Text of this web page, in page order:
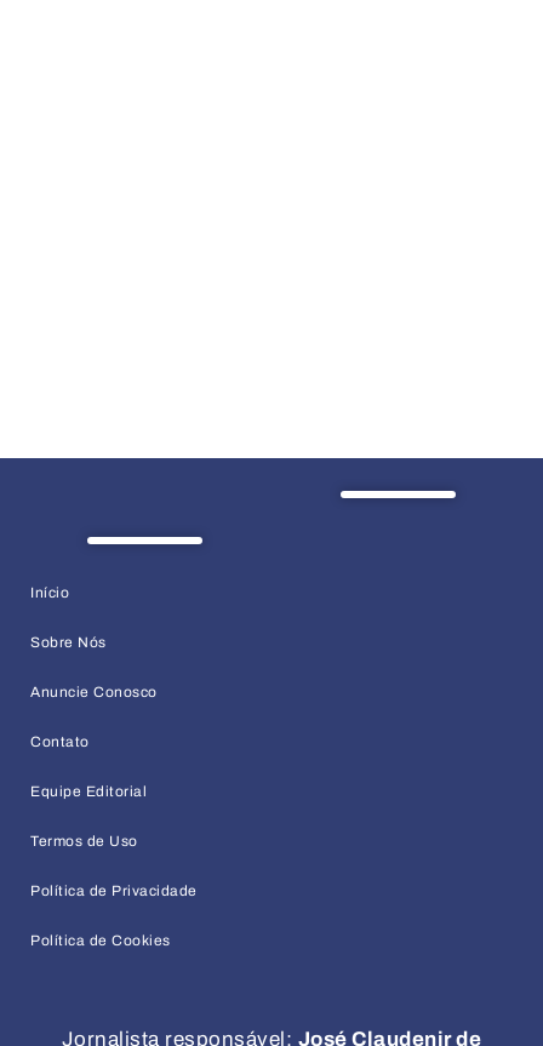
Início
Sobre Nós
Anuncie Conosco
Contato
Equipe Editorial
Termos de Uso
Política de Privacidade
Política de Cookies
Jornalista responsável: José Claudenir de